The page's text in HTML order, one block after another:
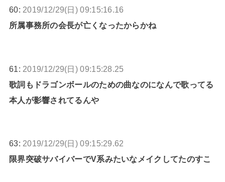
60: 2019/12/29(日) 09:15:16.16
所属事務所の会長が亡くなったからかね
61: 2019/12/29(日) 09:15:28.25
歌詞もドラゴンボールのための曲なのになんで歌ってる
本人が影響されてるんや
63: 2019/12/29(日) 09:15:29.62
限界突破サバイバーでV系みたいなメイクしてたのすこ